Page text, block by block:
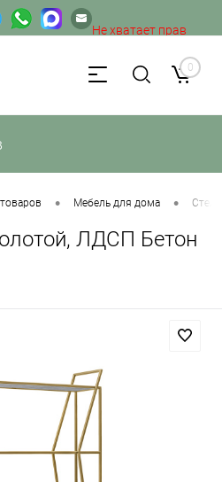
Не хватает прав
к веб-форме. 0
• Мебель для дома •
ЛДСП Бетон